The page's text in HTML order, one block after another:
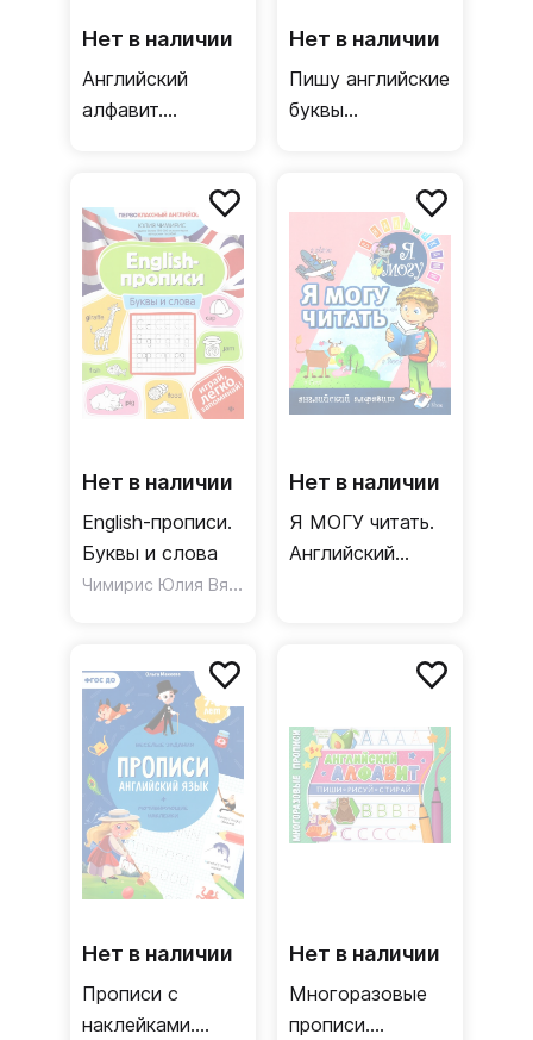
Нет в наличии
Английский
алфавит.
печатные буквы
Нет в наличии
Пишу английские
буквы
Нет в наличии
English-прописи.
Буквы и слова
Чимирис Юлия Вячеславовна
Нет в наличии
Я МОГУ читать.
Английский
Нет в наличии
Прописи с
наклейками.
Нет в наличии
Многоразовые
прописи.